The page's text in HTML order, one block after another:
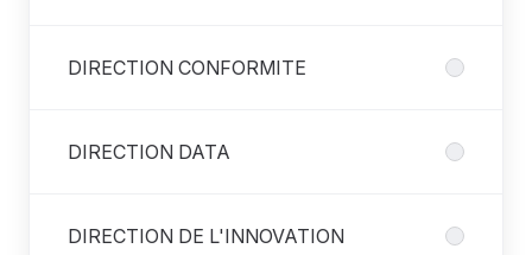
DIRECTION CONFORMITE
DIRECTION DATA
DIRECTION DE L'INNOVATION